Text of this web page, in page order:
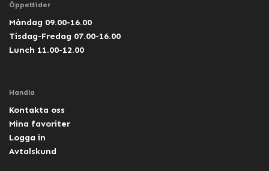
Öppettider
Måndag 09.00-16.00
Tisdag-Fredag 07.00-16.00
Lunch 11.00-12.00
Handla
Kontakta oss
Mina favoriter
Logga in
Avtalskund